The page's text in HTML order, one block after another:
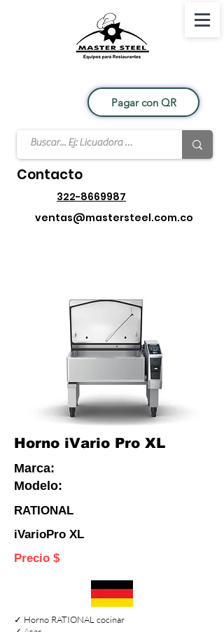
Contacto
322-8669987
ventas@mastersteel.com.co
Pagar con QR
Horno iVario Pro XL
Marca:
Modelo:
RATIONAL
iVarioPro XL
Precio $
✓ Horno RATIONAL cocinar